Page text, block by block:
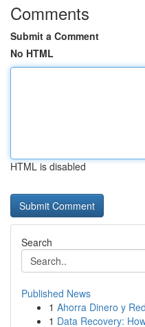
Comments
Submit a Comment
No HTML
HTML is disabled
Search
Published News
1 Ahorra Dinero y
1 Data Recovery: